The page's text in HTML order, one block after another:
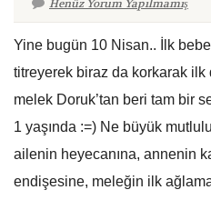
Henüz Yorum Yapılmamış
Yine bugün 10 Nisan.. İlk
titreyerek biraz da korkarak
melek Doruk’tan beri tam bir
1 yaşında :=) Ne büyük
ailenin heyecanına, annenin
endişesine, meleğin ilk